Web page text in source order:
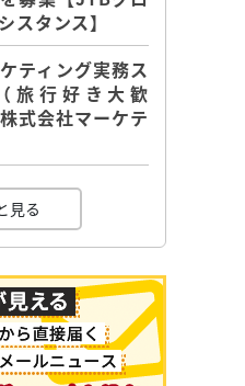
スタンス】
ティング実務ス
旅行好き大歓
式会社マーケテ
見る